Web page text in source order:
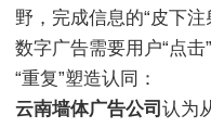
野，完成信息的“皮下
数字广告需要用户“点击
“重复”塑造认同：
云南墙体广告公司 认为